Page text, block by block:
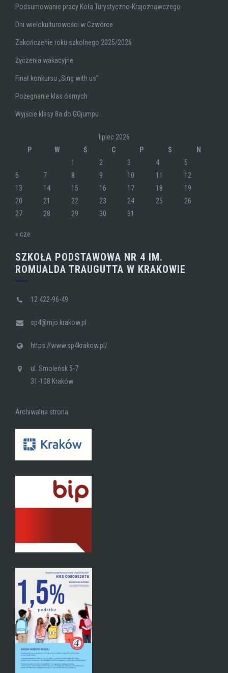
Podsumowanie pracy Koła Turystyczno-Krajoznawczego
Dni wielokulturowości w Czwórce
Zakończenie roku szkolnego 2025/2026
Życzenia wakacyjne
Finał konkursu „Sing with us”
Pożegnanie klas ósmych
Wyjście klasy 8a do GOjumpu
lipiec 2026
P
W Ś C P S
N
1
2 3 4
5
6
7 8 9 10 11
12
13
14 15 16 17 18
19
20
21 22 23 24 25
26
27
28 29 30 31
« cze
SZKOŁA PODSTAWOWA NR 4 IM.
ROMUALDA TRAUGUTTA W KRAKOWIE
12 422-96-49
sp4@mjo.krakow.pl
https://www.sp4krakow.pl/
ul. Smoleńsk 5-7
31-108 Kraków
Archiwalna strona